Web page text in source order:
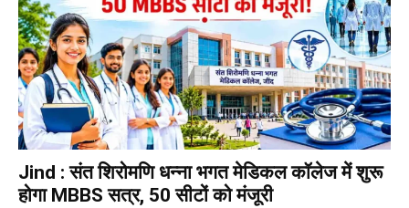
Jind : संत शिरोमणि धन्ना भगत मेडिकल कॉलेज में शुरू
होगा MBBS सत्र, 50 सीटों को मंजूरी